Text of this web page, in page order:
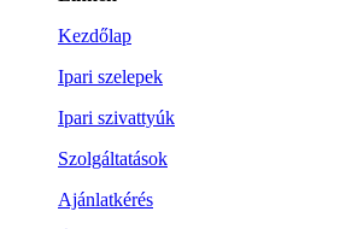
Kezdőlap
Ipari szelepek
Ipari szivattyúk
Szolgáltatások
Ajánlatkérés